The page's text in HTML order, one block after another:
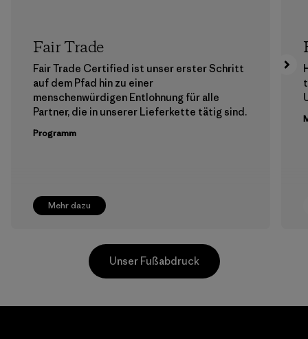
Mehr dazu
Fair Trade
Fair Trade Certified ist unser erster Schritt
auf dem Pfad hin zu einer
menschenwürdigen Entlohnung für alle
Partner, die in unserer Lieferkette tätig sind.
Programm
Unser Fußabdruck